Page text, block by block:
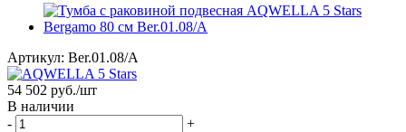
Артикул: Ber.01.08/A
54 502 руб./шт
В наличии
-
+